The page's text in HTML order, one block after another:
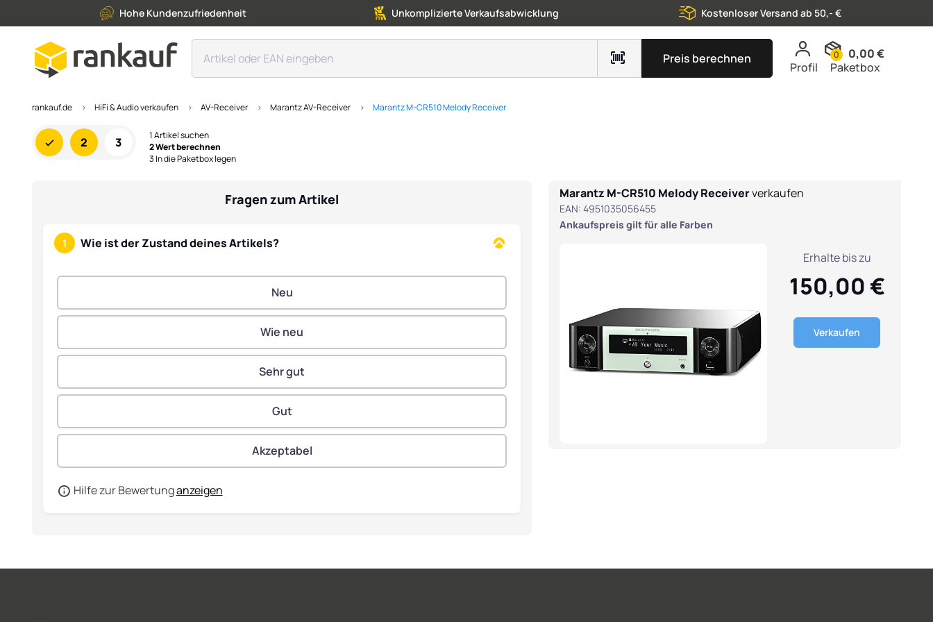
Hohe Kundenzufriedenheit Unkomplizierte Verkaufsabwicklung Kostenloser Versand ab 50,- €
Preis berechnen
Profil
0
0,00 €
Paketbox
rankauf.de HiFi & Audio verkaufen AV-Receiver Marantz AV-Receiver Marantz M-CR510 Melody Receiver
2 3
1 Artikel suchen
2 Wert berechnen
3 In die Paketbox legen
Marantz M-CR510 Melody Receiververkaufen
EAN: 4951035056455
Ankaufspreis gilt für alle Farben
Erhalte bis zu
150,00 €
Verkaufen
Fragen zum Artikel
1 Wie ist der Zustand deines Artikels?
Hilfe zur Bewertunganzeigen